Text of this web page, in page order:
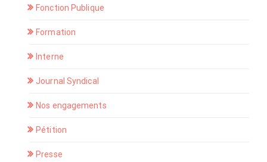
Fonction Publique
Formation
Interne
Journal Syndical
Nos engagements
Pétition
Presse